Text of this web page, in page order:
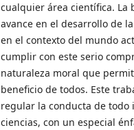
cualquier área científica. La
avance en el desarrollo de
en el contexto del mundo
cumplir con este serio
naturaleza moral que
beneficio de todos. Este
regular la conducta de todo
ciencias, con un especial